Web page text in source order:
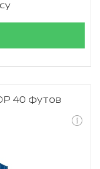
40 футов